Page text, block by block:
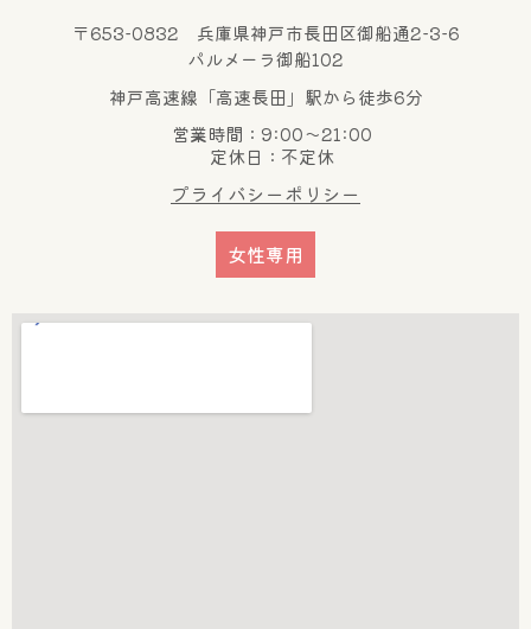
〒653-0832 兵庫県神戸市長田区御船通2-3-6
パルメーラ御船102
神戸高速線「高速長田」駅から徒歩6分
営業時間：9:00～21:00
定休日：不定休
プライバシーポリシー
女性専用